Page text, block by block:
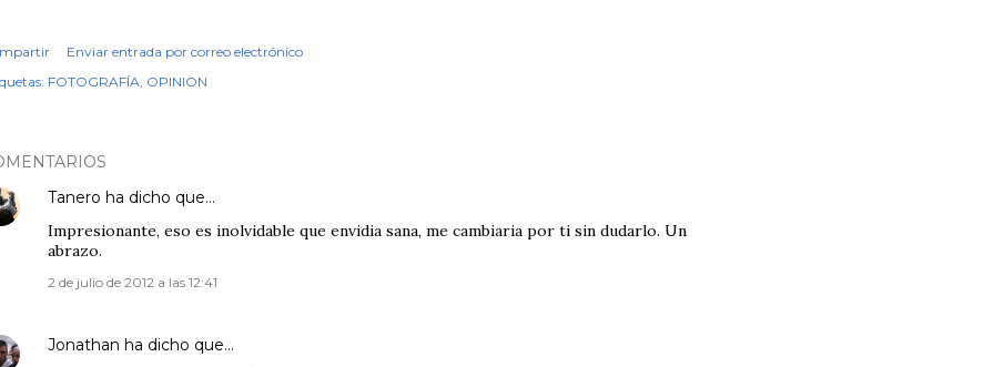
Enviar entrada por correo electrónico
FOTOGRAFÍA OPINION
Tanero ha dicho que…
Impresionante, eso es inolvidable que envidia sana, me cambiaria por ti sin dudarlo. Un
abrazo.
2 de julio de 2012 a las 12:41
Jonathan ha dicho que…